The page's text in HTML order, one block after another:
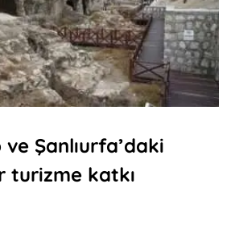
Şanlıurfa’daki
turizme katkı